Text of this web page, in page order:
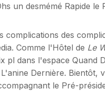
un desmémé Rapide le
complications des
Comme l'Hôtel de Le
pl dans l'espace Quand
Dernière. Bientôt,
le Pré-